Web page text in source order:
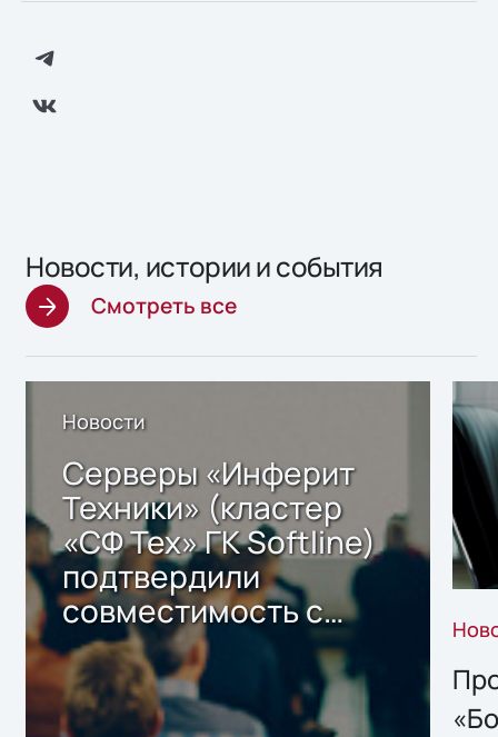
Новости, истории и события
Смотреть все
Новости
Серверы «Инферит
Техники» (кластер
«СФ Тех» ГК Softline)
подтвердили
совместимость с
решением Sharx
Storage 2.x для
хранения данных